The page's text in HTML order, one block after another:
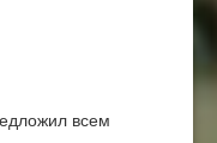
всем